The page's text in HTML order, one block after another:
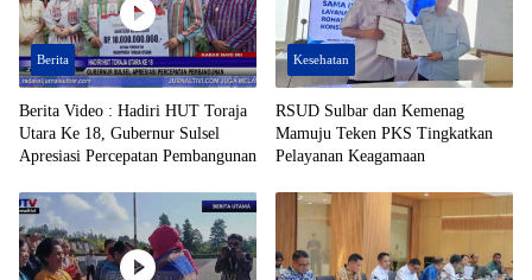
Berita
Berita Video : Hadiri HUT Toraja
Utara Ke 18, Gubernur Sulsel
Apresiasi Percepatan Pembangunan
Kesehatan
RSUD Sulbar dan Kemenag
Mamuju Teken PKS Tingkatkan
Pelayanan Keagamaan